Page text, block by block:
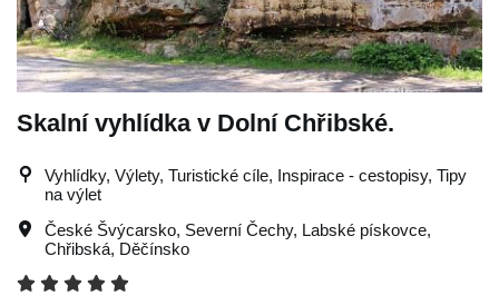
Skalní vyhlídka v Dolní Chřibské.
Vyhlídky, Výlety, Turistické cíle, Inspirace - cestopisy, Tipy
na výlet
České Švýcarsko, Severní Čechy, Labské pískovce,
Chřibská, Děčínsko